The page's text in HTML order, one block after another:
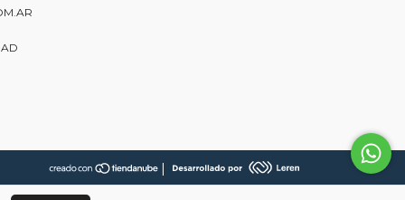
|